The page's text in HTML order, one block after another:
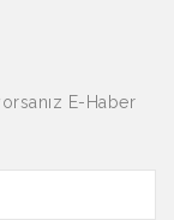
E-Haber